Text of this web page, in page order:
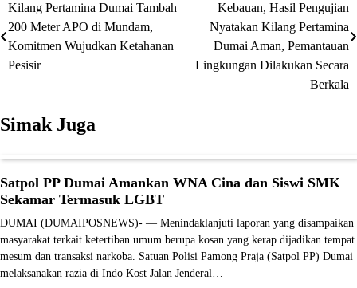
pos
Kilang Pertamina Dumai Tambah
200 Meter APO di Mundam,
Komitmen Wujudkan Ketahanan
Pesisir
Kebauan, Hasil Pengujian
Nyatakan Kilang Pertamina
Dumai Aman, Pemantauan
Lingkungan Dilakukan Secara
Berkala
Simak Juga
Satpol PP Dumai Amankan WNA Cina dan Siswi SMK
Sekamar Termasuk LGBT
DUMAI (DUMAIPOSNEWS)- — Menindaklanjuti laporan yang disampaikan
masyarakat terkait ketertiban umum berupa kosan yang kerap dijadikan tempat
mesum dan transaksi narkoba. Satuan Polisi Pamong Praja (Satpol PP) Dumai
melaksanakan razia di Indo Kost Jalan Jenderal…